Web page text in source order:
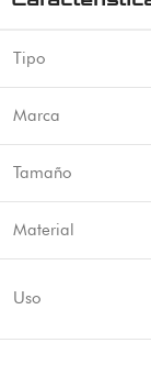
Tipo
Marca
Tamaño
Material
Uso